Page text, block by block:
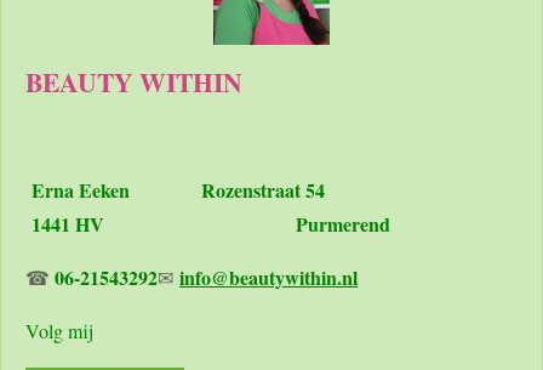
BEAUTY WITHIN
Erna Eeken Rozenstraat 54
1441 HV Purmerend
☎ 06-21543292✉ info@beautywithin.nl
Volg mij